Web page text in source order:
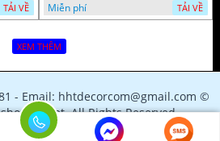
TẢI VỀ
Miễn phí
TẢI VỀ
XEM THÊM
- Email: hhtdecorcom@gmail.com ©
All Rights Reserved.